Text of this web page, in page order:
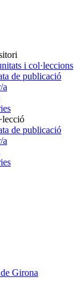
i col·leccions
de publicació
a
de publicació
a
Girona